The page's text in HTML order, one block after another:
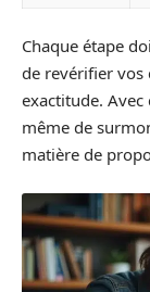
Chaque étape
de revérifier vos
exactitude. Avec
même de
matière de